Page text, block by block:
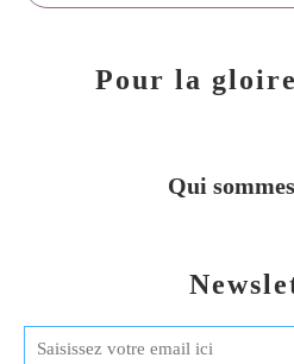
Pour la
Qui